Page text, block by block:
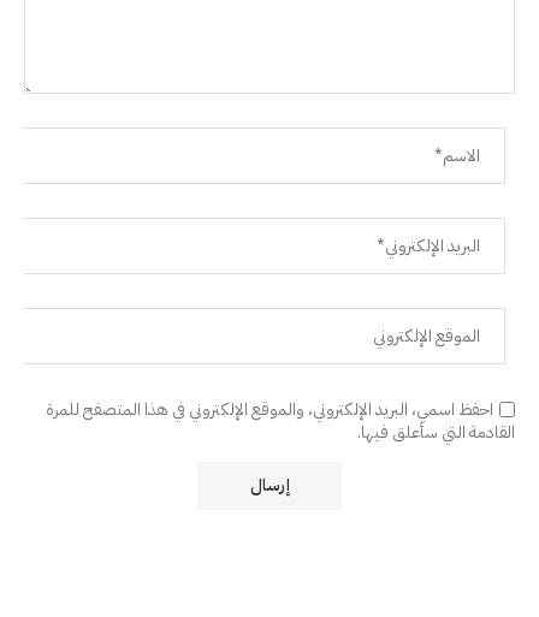
احفظ اسمي، البريد الإلكتروني، والموقع الإلكتروني في هذا المتصفح للمرة
القادمة التي سأعلق فيها.